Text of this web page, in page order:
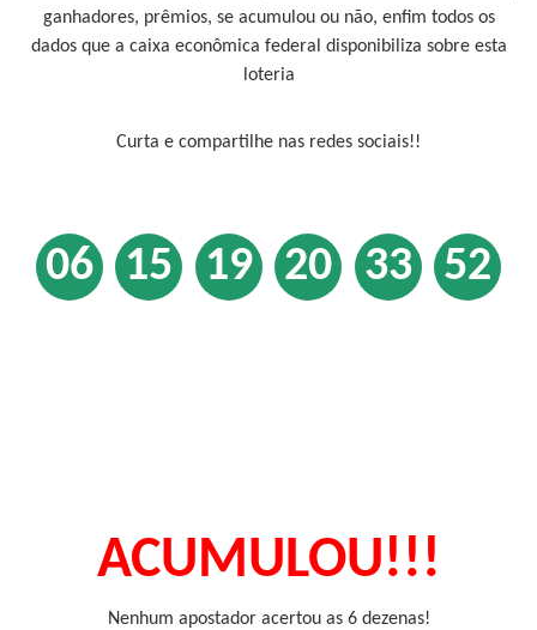
ganhadores, prêmios, se acumulou ou não, enfim todos os
dados que a caixa econômica federal disponibiliza sobre esta
loteria
Curta e compartilhe nas redes sociais!!
06 15 19 20 33 52
ACUMULOU!!!
Nenhum apostador acertou as 6 dezenas!